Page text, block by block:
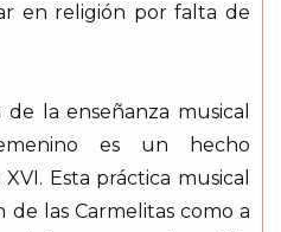
en religión por falta de
la enseñanza musical
es un hecho
Esta práctica musical
las Carmelitas como a